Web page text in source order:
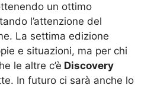
un ottimo
l’attenzione del
La settima edizione
e situazioni, ma per chi
le altre c’è Discovery
In futuro ci sarà anche lo